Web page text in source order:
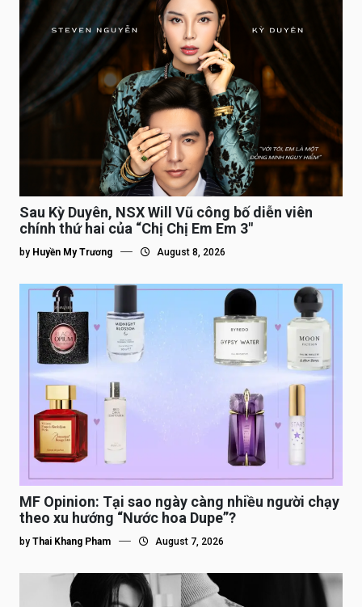
Sau Kỳ Duyên, NSX Will Vũ công bố diễn viên
chính thứ hai của “Chị Chị Em Em 3″
by Huyền My Trương August 8, 2026
MF Opinion: Tại sao ngày càng nhiều người chạy
theo xu hướng “Nước hoa Dupe”?
by Thai Khang Pham August 7, 2026